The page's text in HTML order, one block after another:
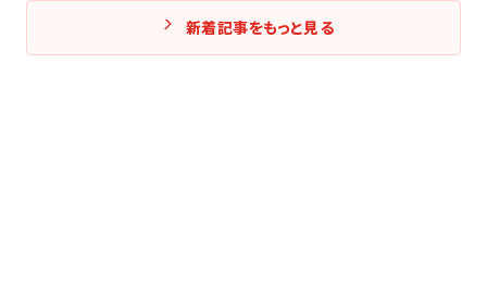
新着記事をもっと見る